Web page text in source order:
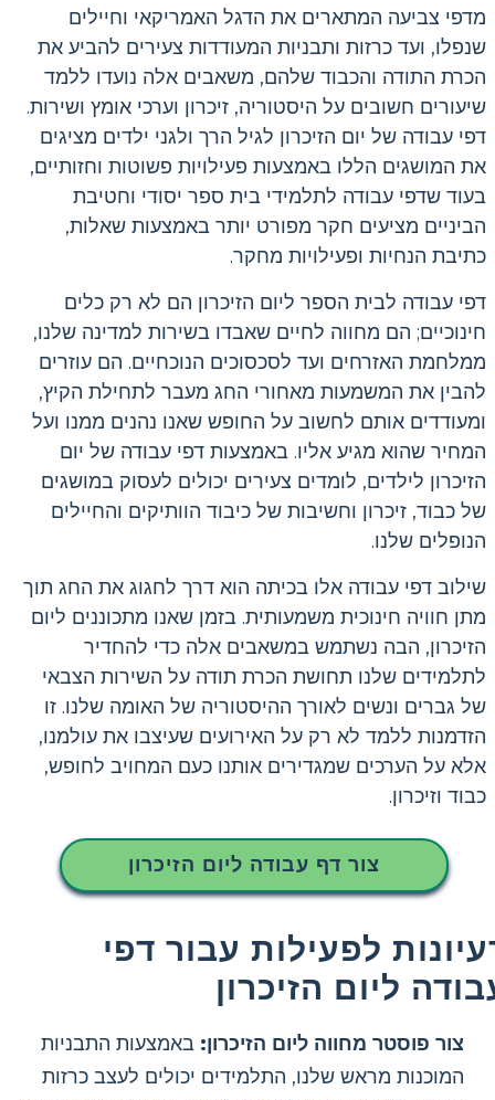
מדפי צביעה המתארים את הדגל האמריקאי וחיילים
שנפלו, ועד כרזות ותבניות המעודדות צעירים להביע את
הכרת התודה והכבוד שלהם, משאבים אלה נועדו ללמד
שיעורים חשובים על היסטוריה, זיכרון וערכי אומץ ושירות.
דפי עבודה של יום הזיכרון לגיל הרך ולגני ילדים מציגים
את המושגים הללו באמצעות פעילויות פשוטות וחזותיים,
בעוד שדפי עבודה לתלמידי בית ספר יסודי וחטיבת
הביניים מציעים חקר מפורט יותר באמצעות שאלות,
כתיבת הנחיות ופעילויות מחקר.
דפי עבודה לבית הספר ליום הזיכרון הם לא רק כלים
חינוכיים; הם מחווה לחיים שאבדו בשירות למדינה שלנו,
ממלחמת האזרחים ועד לסכסוכים הנוכחיים. הם עוזרים
להבין את המשמעות מאחורי החג מעבר לתחילת הקיץ,
ומעודדים אותם לחשוב על החופש שאנו נהנים ממנו ועל
המחיר שהוא מגיע אליו. באמצעות דפי עבודה של יום
הזיכרון לילדים, לומדים צעירים יכולים לעסוק במושגים
של כבוד, זיכרון וחשיבות של כיבוד הוותיקים והחיילים
הנופלים שלנו.
שילוב דפי עבודה אלו בכיתה הוא דרך לחגוג את החג תוך
מתן חוויה חינוכית משמעותית. בזמן שאנו מתכוננים ליום
הזיכרון, הבה נשתמש במשאבים אלה כדי להחדיר
לתלמידים שלנו תחושת הכרת תודה על השירות הצבאי
של גברים ונשים לאורך ההיסטוריה של האומה שלנו. זו
הזדמנות ללמד לא רק על האירועים שעיצבו את עולמנו,
אלא על הערכים שמגדירים אותנו כעם המחויב לחופש,
כבוד וזיכרון.
צור דף עבודה ליום הזיכרון
לפעילות עבור דפי
ליום הזיכרון
צור פוסטר מחווה ליום הזיכרון: באמצעות התבניות
המוכנות מראש שלנו, התלמידים יכולים לעצב כרזות